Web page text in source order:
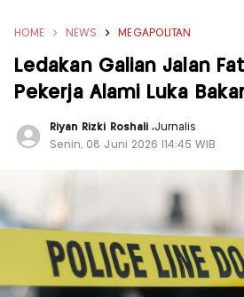
HOME NEWS MEGAPOLITAN
Ledakan Galian Jalan
Pekerja Alami Luka
Riyan Rizki Roshali ,Jurnalis
Senin, 08 Juni 2026 |14:45 WIB